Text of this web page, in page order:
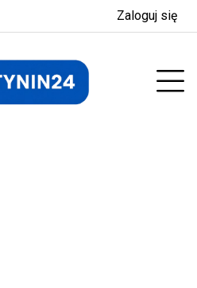
Zaloguj się